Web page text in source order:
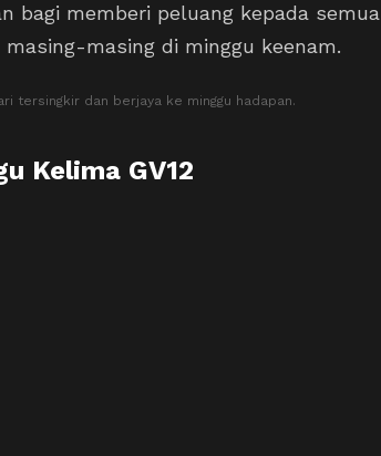
bagi memberi peluang kepada semua
masing di minggu keenam.
tersingkir dan berjaya ke minggu hadapan.
Kelima GV12